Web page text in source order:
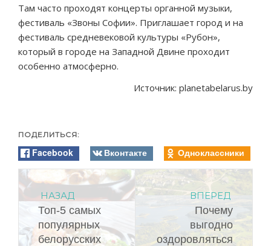
Там часто проходят концерты органной музыки,
фестиваль «Звоны Софии». Приглашает город и на
фестиваль средневековой культуры «Рубон»,
который в городе на Западной Двине проходит
особенно атмосферно.
Источник: planetabelarus.by
ПОДЕЛИТЬСЯ:
Facebook Вконтакте Одноклассники
НАЗАД
Топ-5 самых
популярных
белорусских
ВПЕРЕД
Почему
выгодно
оздоровляться